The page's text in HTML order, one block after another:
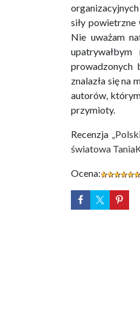
siły
Nie uważam
prowadzonych
znalazła się na
autorów,
przymioty.
Recenzja
światowa
Ocena: